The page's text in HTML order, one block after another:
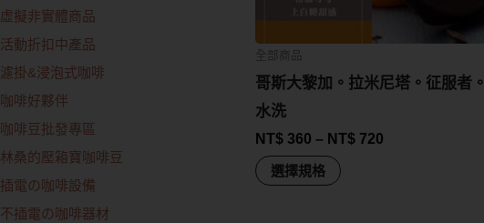
虛擬非實體商品
活動折扣中產品
濾掛&浸泡式咖啡
咖啡好夥伴
咖啡豆批發專區
林桑的壓箱寶咖啡豆
插電の咖啡設備
不插電の咖啡器材
全部商品
哥斯大黎加。拉米尼塔。征服者。
水洗
NT$ 360 – NT$ 720
選擇規格